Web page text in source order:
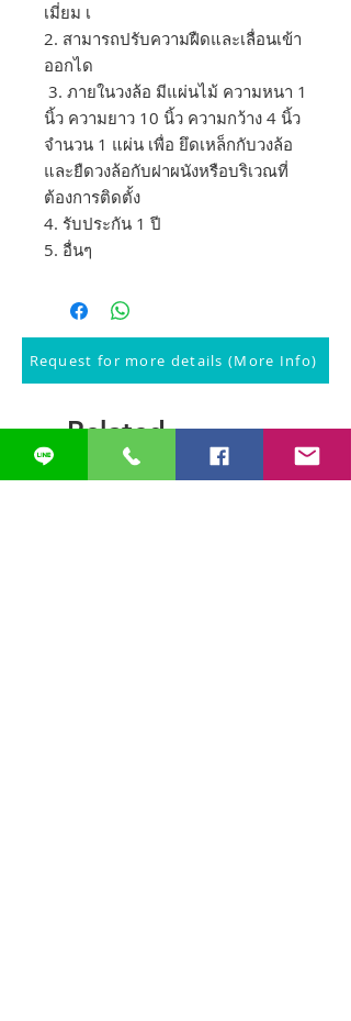
เมี่ยม เ
2. สามารถปรับความฝืดและเลื่อนเข้า
ออกได
3. ภายในวงล้อ มีแผ่นไม้ ความหนา 1
นิ้ว ความยาว 10 นิ้ว ความกว้าง 4 นิ้ว
จำนวน 1 แผ่น เพื่อ ยึดเหล็กกับวงล้อ
และยืดวงล้อกับฝาผนังหรือบริเวณที่
ต้องการติดตั้ง
4. รับประกัน 1 ปี
5. อื่นๆ
Request for more details (More Info)
Related
Products